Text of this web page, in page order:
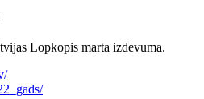
Lopkopis marta izdevuma.